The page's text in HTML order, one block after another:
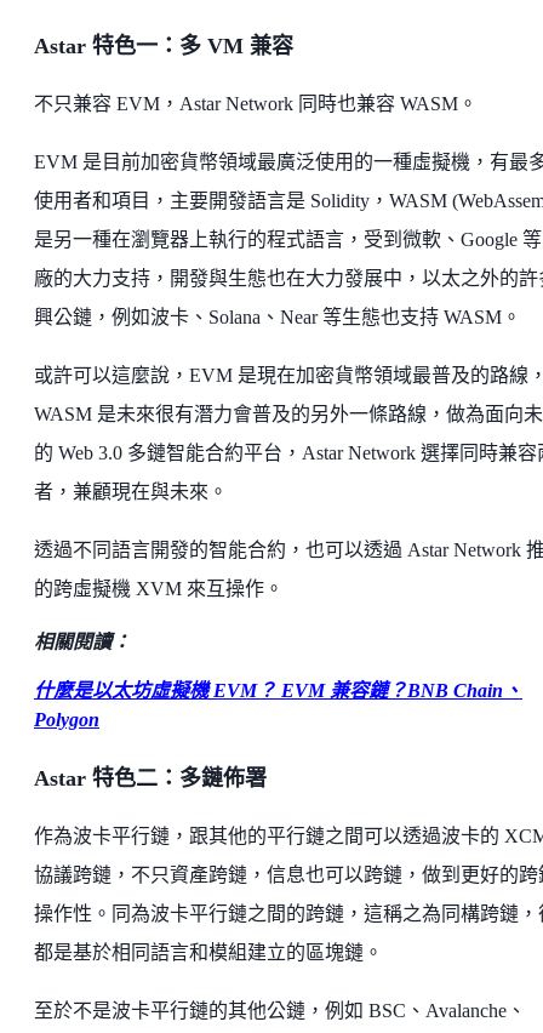
Astar 特色一：多 VM 兼容
不只兼容 EVM，Astar Network 同時也兼容 WASM。
EVM 是目前加密貨幣領域最廣泛使用的一種虛擬機，有最
使用者和項目，主要開發語言是 Solidity，WASM
是另一種在瀏覽器上執行的程式語言，受到微軟、Google
廠的大力支持，開發與生態也在大力發展中，以太之外的許
興公鏈，例如波卡、Solana、Near 等生態也支持 WASM。
或許可以這麼說，EVM 是現在加密貨幣領域最普及的路線
WASM 是未來很有潛力會普及的另外一條路線，做為面向
的 Web 3.0 多鏈智能合約平台，Astar Network 選擇同時兼容
者，兼顧現在與未來。
透過不同語言開發的智能合約，也可以透過 Astar Network
的跨虛擬機 XVM 來互操作。
相關閱讀：
什麼是以太坊虛擬機 EVM？ EVM 兼容鏈？BNB Chain、
Polygon
Astar 特色二：多鏈佈署
作為波卡平行鏈，跟其他的平行鏈之間可以透過波卡的
協議跨鏈，不只資產跨鏈，信息也可以跨鏈，做到更好的跨
操作性。同為波卡平行鏈之間的跨鏈，這稱之為同構跨鏈，
都是基於相同語言和模組建立的區塊鏈。
至於不是波卡平行鏈的其他公鏈，例如 BSC、Avalanche、